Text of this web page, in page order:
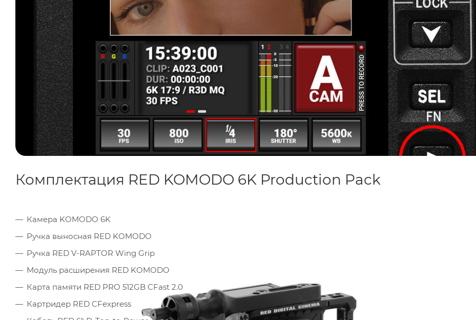
Комплектация RED KOMODO 6K Production Pack
Камера KOMODO 6K
Ручка выносная RED KOMODO
Ручка RED V-RAPTOR Wing Grip
Модуль расширения RED KOMODO
Карта памяти RED PRO 512GB CFast 2.0
Картридер RED CFexpress